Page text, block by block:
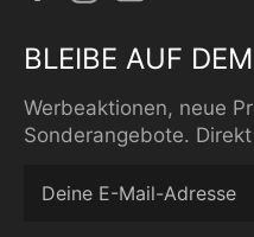
BLEIBE AUF
Werbeaktionen, neue
Sonderangebote.